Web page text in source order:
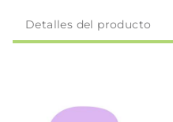
Detalles del producto